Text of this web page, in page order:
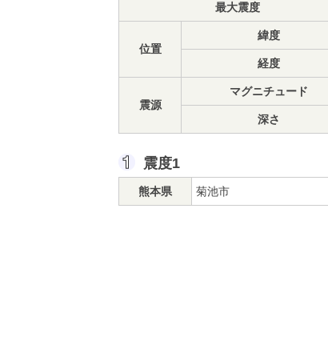
最大震度
位置
緯度
経度
震源
マグニチュード
深さ
震度1
熊本県 菊池市